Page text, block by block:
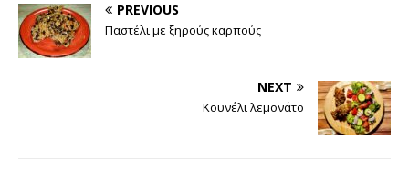
PREVIOUS
Παστέλι με ξηρούς καρπούς
NEXT
Κουνέλι λεμονάτο